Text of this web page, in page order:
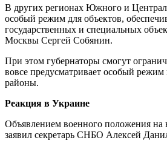
В других регионах Южного и
особый режим для объектов,
государственных и специальных
Москвы Сергей Собянин.
При этом губернаторы смогут
вовсе предусматривает особый
районы.
Реакция в Украине
Объявлением военного положения на
заявил секретарь СНБО Алексей